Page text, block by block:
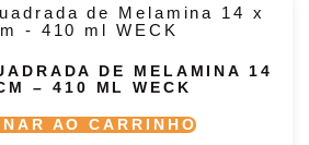
DE MELAMINA 14
– 410 ML WECK
AO CARRINHO